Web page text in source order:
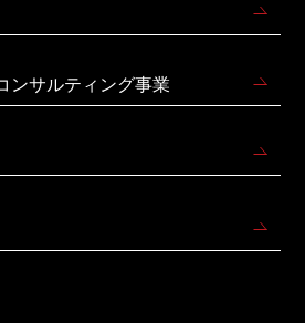
ンサルティング事業